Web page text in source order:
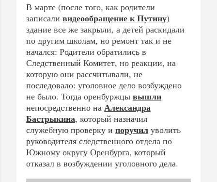
В марте (после того, как родители
записали видеообращение к Путину)
здание все же закрыли, а детей раскидали
по другим школам, но ремонт так и не
начался: Родители обратились в
Следственный Комитет, но реакции, на
которую они рассчитывали, не
последовало: уголовное дело возбуждено
не было. Тогда оренбуржцы вышли
непосредственно на Александра
Бастрыкина, который назначил
служебную проверку и поручил уволить
руководителя следственного отдела по
Южному округу Оренбурга, который
отказал в возбуждении уголовного дела.